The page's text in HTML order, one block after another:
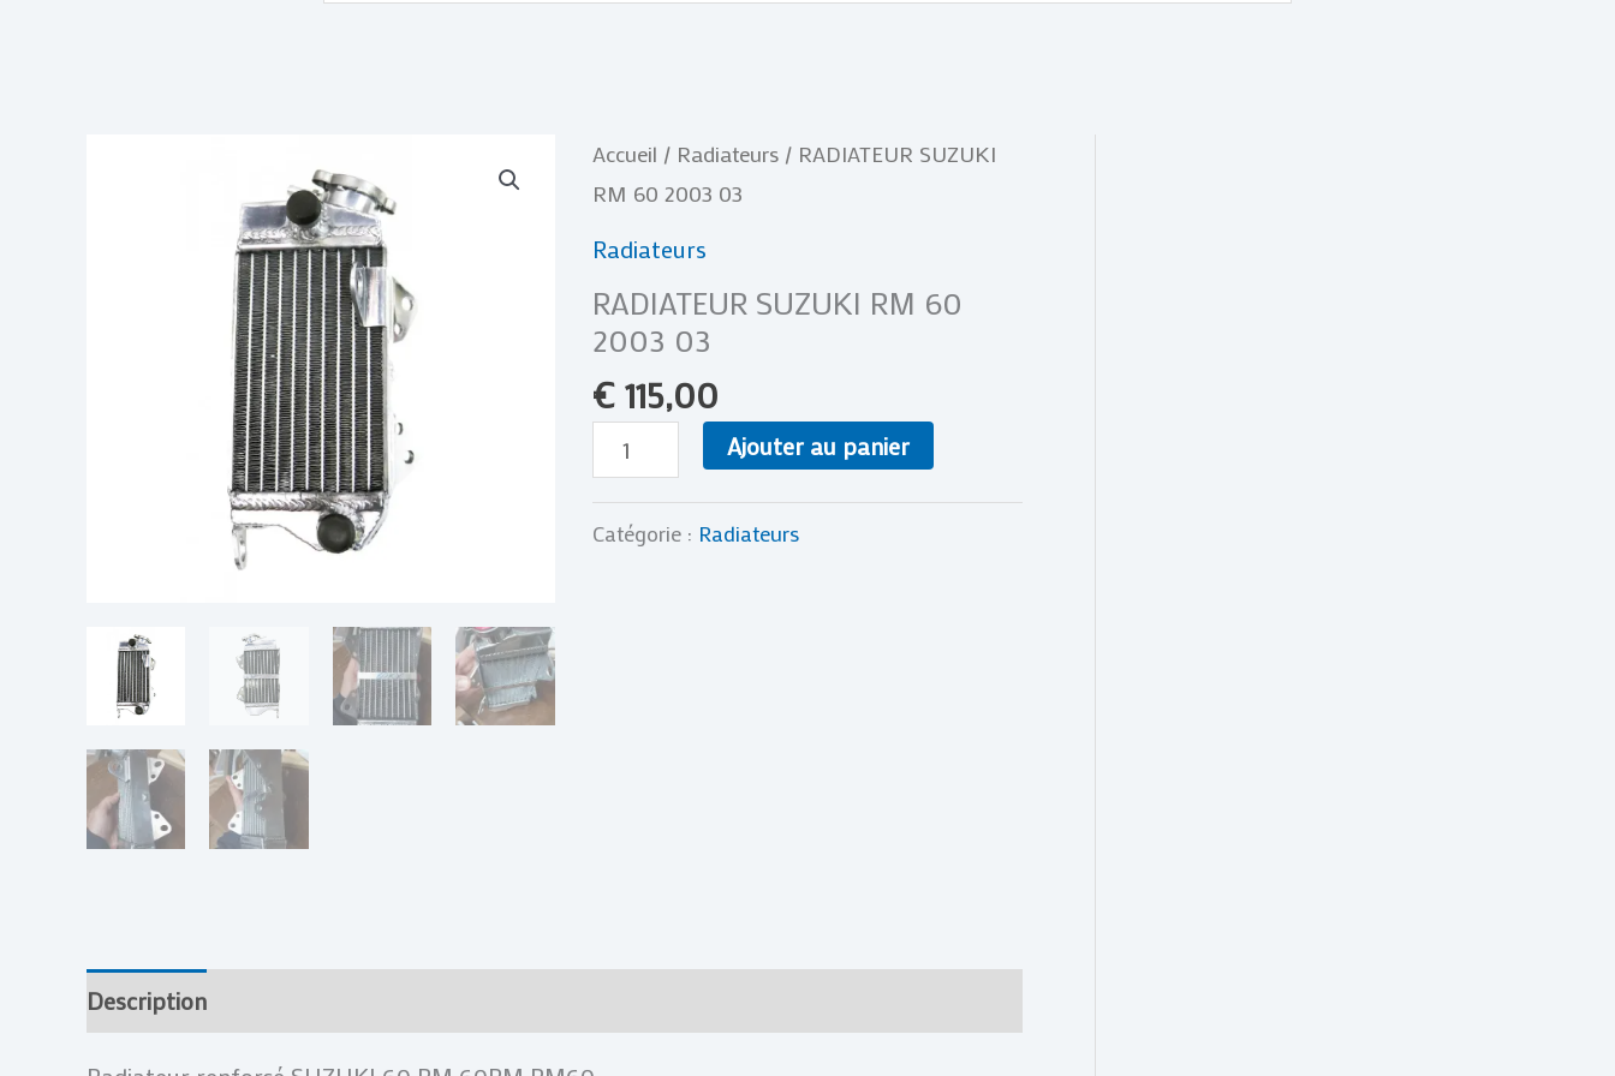
Accueil / Radiateurs/ RADIATEUR SUZUKI
RM 60 2003 03
Radiateurs
RADIATEUR SUZUKI RM 60
2003 03
€115,00
quantité
de
RM
60
2003
03
Ajouter au panier
Catégorie : Radiateurs
Description